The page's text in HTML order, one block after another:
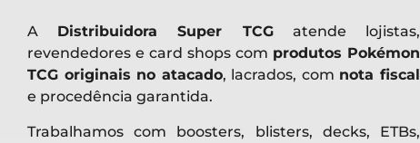
A Distribuidora Super TCGatende lojistas,
revendedores e card shops com produtos Pokémon
TCG originais no atacado, lacrados, com nota fiscal
e procedência garantida.
Trabalhamos com boosters, blisters, decks, ETBs,